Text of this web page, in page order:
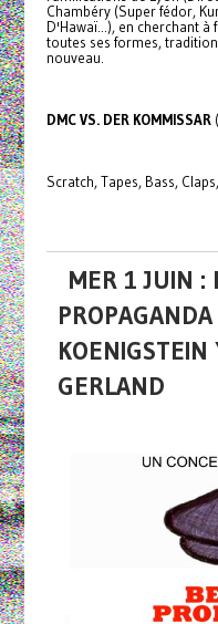
Chambéry (Super fédor,
D'Hawaï...), en cherchant
toutes ses formes,
nouveau.
DMC VS. DER KOMMISSAR
Scratch, Tapes, Bass,
MER 1 JUIN :
GERLAND